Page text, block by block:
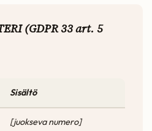
(GDPR 33 art. 5
Sisältö
[juokseva numero]